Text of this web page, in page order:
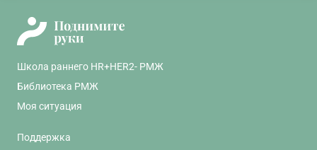
Школа раннего HR+HER2- РМЖ
Библиотека РМЖ
Моя ситуация
Поддержка